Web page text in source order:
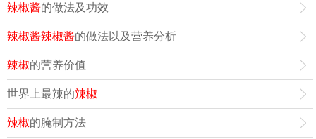
辣椒酱的做法及功效
辣椒酱辣椒酱的做法以及营养分析
辣椒的营养价值
世界上最辣的辣椒
辣椒的腌制方法